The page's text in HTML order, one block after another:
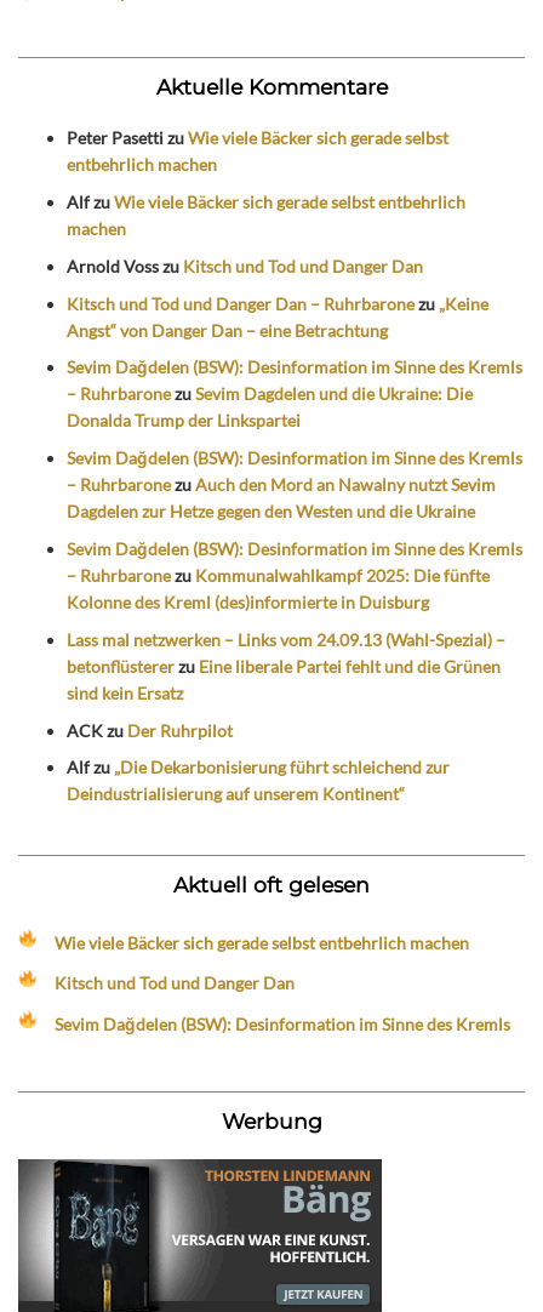
Aktuelle Kommentare
Peter PasettizuWie viele Bäcker sich gerade selbst
entbehrlich machen
AlfzuWie viele Bäcker sich gerade selbst entbehrlich
machen
Arnold Vosszu Kitsch und Tod und Danger Dan
Kitsch und Tod und Danger Dan – Ruhrbaronezu „Keine
Angst“ von Danger Dan – eine Betrachtung
Sevim Dağdelen (BSW): Desinformation im Sinne des Kremls
– RuhrbaronezuSevim Dagdelen und die Ukraine: Die
Donalda Trump der Linkspartei
Sevim Dağdelen (BSW): Desinformation im Sinne des Kremls
– RuhrbaronezuAuch den Mord an Nawalny nutzt Sevim
Dagdelen zur Hetze gegen den Westen und die Ukraine
Sevim Dağdelen (BSW): Desinformation im Sinne des Kremls
– Ruhrbaronezu Kommunalwahlkampf 2025: Die fünfte
Kolonne des Kreml (des)informierte in Duisburg
Lass mal netzwerken – Links vom 24.09.13 (Wahl-Spezial) –
betonflüstererzu Eine liberale Partei fehlt und die Grünen
sind kein Ersatz
ACKzu Der Ruhrpilot
Alfzu „Die Dekarbonisierung führt schleichend zur
Deindustrialisierung auf unserem Kontinent“
Aktuell oft gelesen
Wie viele Bäcker sich gerade selbst entbehrlich machen
Kitsch und Tod und Danger Dan
Sevim Dağdelen (BSW): Desinformation im Sinne des Kremls
Werbung